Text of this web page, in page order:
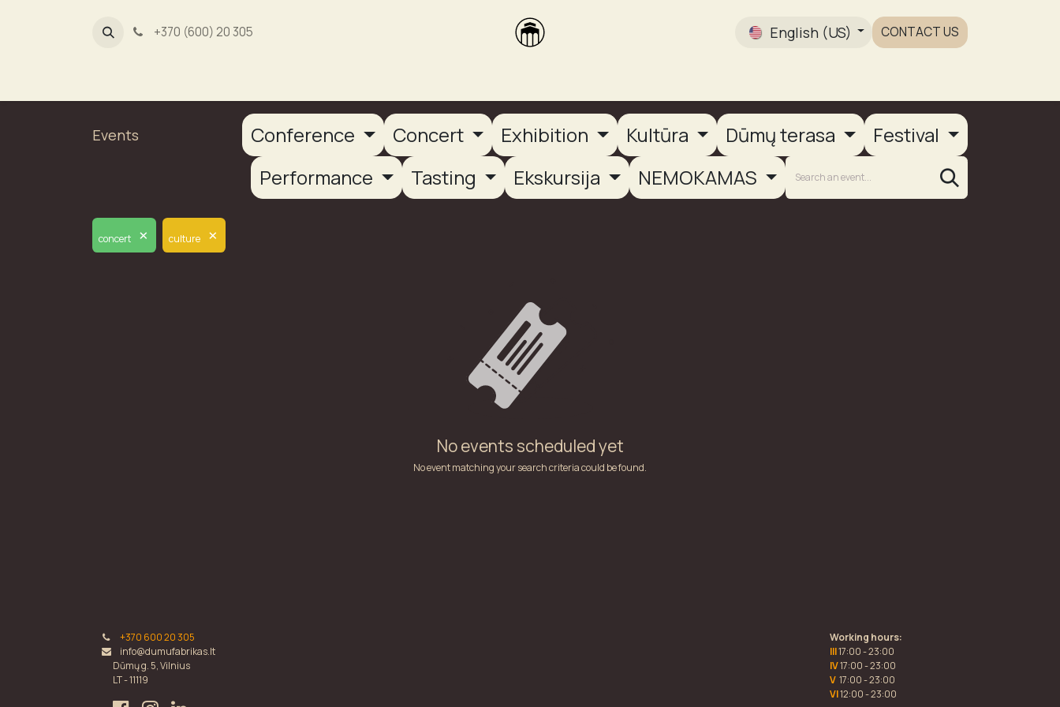
+370 (600) 20 305 English (US) CONTACT US
Events Conference Concert Exhibition Kultūra Dūmų terasa
Festival
Performance
Tasting Ekskursija NEMOKAMAS
concert × culture ×
No events scheduled yet
No event matching your search criteria could be found.
+370 600 20 305
info@dumufabrikas.lt
Dūmų g. 5, Vilnius
LT - 11119
Working hours:
III17:00 - 23:00
IV17:00 - 23:00
V 17:00 - 23:00
VI12:00 - 23:00